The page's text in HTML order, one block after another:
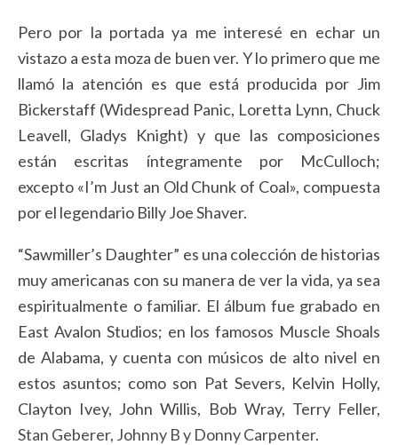
Pero por la portada ya me interesé en echar un
vistazo a esta moza de buen ver. Y lo primero que me
llamó la atención es que está producida por Jim
Bickerstaff (Widespread Panic, Loretta Lynn, Chuck
Leavell, Gladys Knight) y que las composiciones
están escritas íntegramente por McCulloch;
excepto «I’m Just an Old Chunk of Coal», compuesta
por el legendario Billy Joe Shaver.
“Sawmiller’s Daughter” es una colección de historias
muy americanas con su manera de ver la vida, ya sea
espiritualmente o familiar. El álbum fue grabado en
East Avalon Studios; en los famosos Muscle Shoals
de Alabama, y cuenta con músicos de alto nivel en
estos asuntos; como son Pat Severs, Kelvin Holly,
Clayton Ivey, John Willis, Bob Wray, Terry Feller,
Stan Geberer, Johnny B y Donny Carpenter.